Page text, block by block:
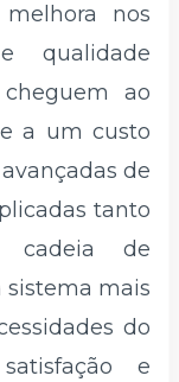
nos
qualidade
ao
a um custo
de
tanto
cadeia de
mais
do
e